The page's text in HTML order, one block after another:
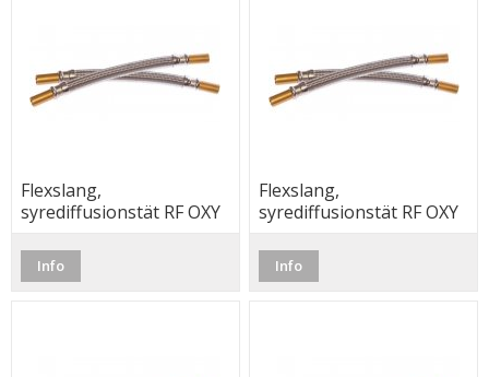
Flexslang,
syrediffusionstät RF OXY
Info
Flexslang,
syrediffusionstät RF OXY
Info